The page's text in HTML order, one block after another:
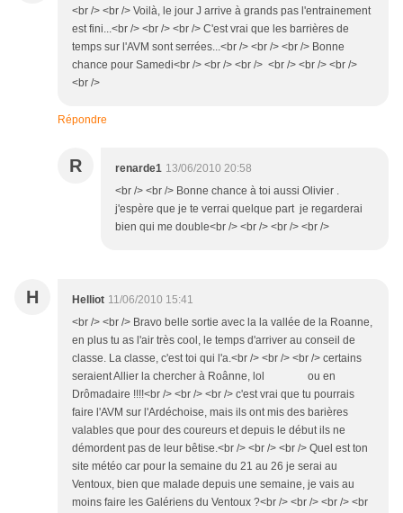
<br /> <br /> Voilà, le jour J arrive à grands pas l'entrainement
est fini...<br /> <br /> <br /> C'est vrai que les barrières de
temps sur l'AVM sont serrées...<br /> <br /> <br /> Bonne
chance pour Samedi<br /> <br /> <br /> <br /> <br /> <br />
<br />
Répondre
R renarde1 13/06/2010 20:58
<br /> <br /> Bonne chance à toi aussi Olivier .
j'espère que je te verrai quelque part je regarderai
bien qui me double<br /> <br /> <br /> <br />
H Helliot 11/06/2010 15:41
<br /> <br /> Bravo belle sortie avec la la vallée de la Roanne,
en plus tu as l'air très cool, le temps d'arriver au conseil de
classe. La classe, c'est toi qui l'a.<br /> <br /> <br /> certains
seraient Allier la chercher à Roânne, lol ou en
Drômadaire !!!!<br /> <br /> <br /> c'est vrai que tu pourrais
faire l'AVM sur l'Ardéchoise, mais ils ont mis des barières
valables que pour des coureurs et depuis le début ils ne
démordent pas de leur bêtise.<br /> <br /> <br /> Quel est ton
site météo car pour la semaine du 21 au 26 je serai au
Ventoux, bien que malade depuis une semaine, je vais au
moins faire les Galériens du Ventoux ?<br /> <br /> <br /> <br